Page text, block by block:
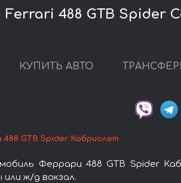
488 GTB Spider
КУПИТЬ АВТО
488 GTB Spider Кабриолет
Феррари 488 GTB Spider
ж/д вокзал.